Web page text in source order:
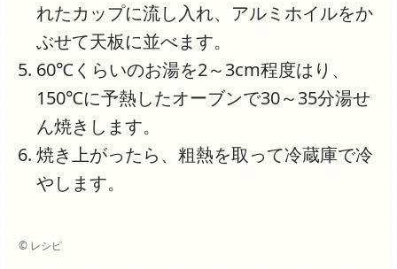
れたカップに流し入れ、アルミホイルをか
ぶせて天板に並べます。
60℃くらいのお湯を2～3cm程度はり、
150℃に予熱したオーブンで30～35分湯せ
ん焼きします。
焼き上がったら、粗熱を取って冷蔵庫で冷
やします。
© レシピ